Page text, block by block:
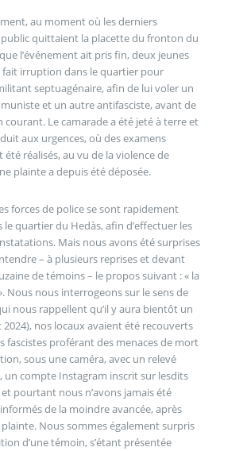
au moment où les derniers
quittaient la placette du fronton du
l’événement ait pris fin, deux jeunes
irruption dans le quartier pour
septuagénaire, afin de lui voler un
et un autre antifasciste, avant de
courant. Le camarade a été jeté à terre et
aux urgences, où des examens
réalisés, au vu de la violence de
plainte a depuis été déposée.
forces de police se sont rapidement
le quartier du Hedàs, afin d’effectuer les
Mais nous avons été surprises
– à plusieurs reprises et devant
de témoins – le propos suivant : « la
Nous nous interrogeons sur le sens de
nous rappellent qu’il y aura bientôt un
2024), nos locaux avaient été recouverts
fascistes proférant des menaces de mort
sous une caméra, avec un relevé
un compte Instagram inscrit sur lesdits
pourtant nous n’avons jamais été
de la moindre avancée, après
Nous sommes également surpris
d’une témoin, s’étant présentée